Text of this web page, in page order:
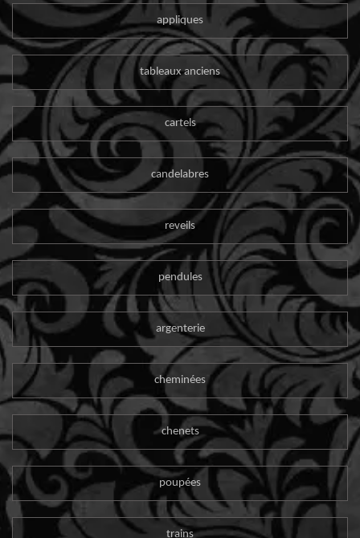
appliques
tableaux anciens
cartels
candelabres
reveils
pendules
argenterie
cheminées
chenets
poupées
trains